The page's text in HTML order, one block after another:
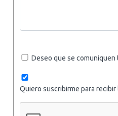
Deseo que se
Quiero suscribirme para